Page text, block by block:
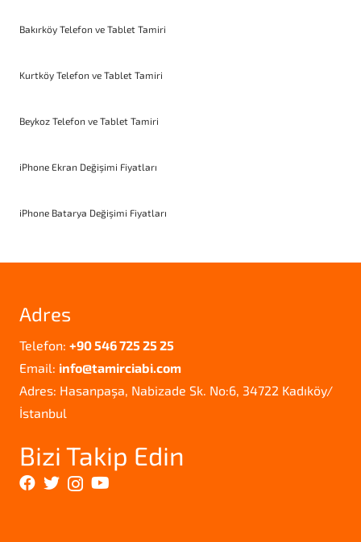
Bakırköy Telefon ve Tablet Tamiri
Kurtköy Telefon ve Tablet Tamiri
Beykoz Telefon ve Tablet Tamiri
iPhone Ekran Değişimi Fiyatları
iPhone Batarya Değişimi Fiyatları
Adres
Telefon: +90 546 725 25 25
Email: info@tamirciabi.com
Adres: Hasanpaşa, Nabizade Sk. No:6, 34722 Kadıköy/
İstanbul
Bizi Takip Edin